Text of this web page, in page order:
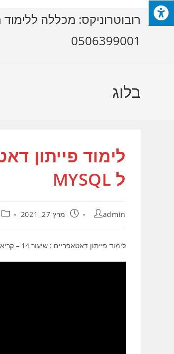
Skip
to
רובוטרוניקס: מכללה
0506399001
בלוג
ל MYSQL
מחבר:
admin פורסם:
מרץ 27, 2021
לימוד פייתון דאטאפריים : שיעור 14 – קריאה וכתיבה ל MYSQL